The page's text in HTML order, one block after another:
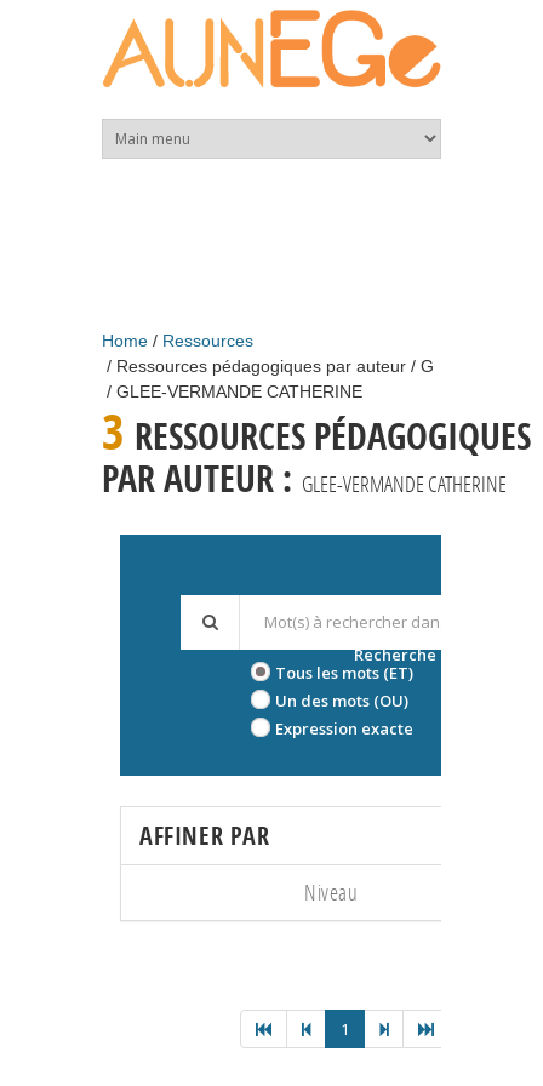
Home
Ressources
Ressources pédagogiques par auteur
G
GLEE-VERMANDE CATHERINE
3 RESSOURCES PÉDAGOGIQUES
PAR AUTEUR : GLEE-VERMANDE CATHERINE
Tous les mots (ET)
Un des mots (OU)
Expression exacte
Recherche avancée
AFFINER PAR
Niveau
1